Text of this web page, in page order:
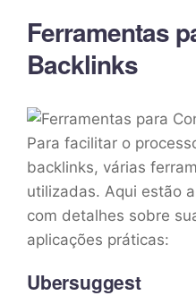
Ferramentas
Backlinks
Para facilitar o
backlinks, várias
utilizadas. Aqui estão
com detalhes sobre
aplicações práticas:
Ubersuggest